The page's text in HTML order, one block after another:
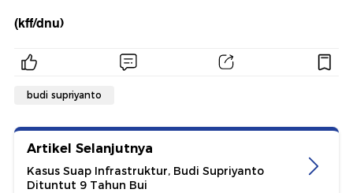
(kff/dnu)
budi supriyanto
Artikel Selanjutnya
Kasus Suap Infrastruktur, Budi Supriyanto
Dituntut 9 Tahun Bui